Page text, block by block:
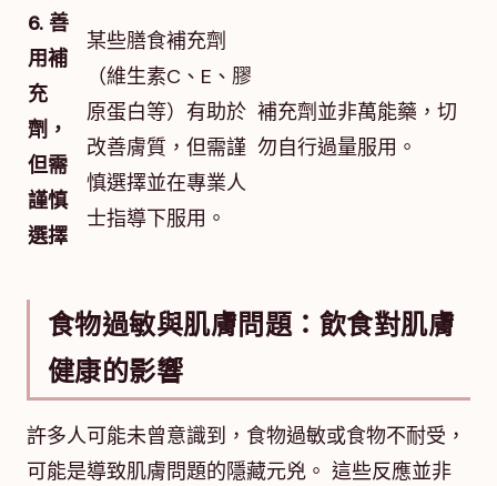
6. 善
用補
充
劑，
但需
謹慎
選擇
某些膳食補充劑
（維生素C、E、膠
原蛋白等）有助於
改善膚質，但需謹
慎選擇並在專業人
士指導下服用。
補充劑並非萬能藥，切
勿自行過量服用。
食物過敏與肌膚問題：飲食對肌膚
健康的影響
許多人可能未曾意識到，食物過敏或食物不耐受，
可能是導致肌膚問題的隱藏元兇。 這些反應並非